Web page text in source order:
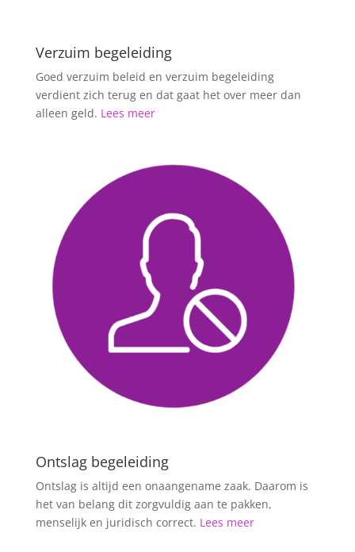
Verzuim begeleiding
Goed verzuim beleid en verzuim begeleiding
verdient zich terug en dat gaat het over meer dan
alleen geld. Lees meer
Ontslag begeleiding
Ontslag is altijd een onaangename zaak. Daarom is
het van belang dit zorgvuldig aan te pakken,
menselijk en juridisch correct. Lees meer